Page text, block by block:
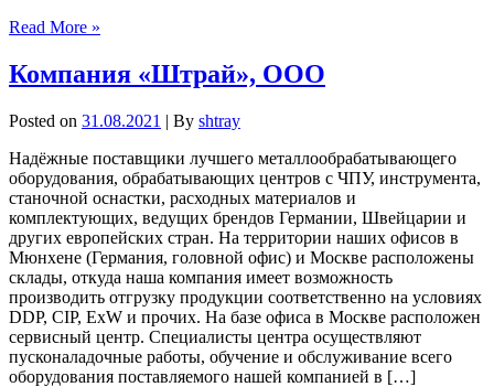
Read More »
Компания «Штрай», ООО
Posted on 31.08.2021 | By shtray
Надёжные поставщики лучшего металлообрабатывающего
оборудования, обрабатывающих центров с ЧПУ, инструмента,
станочной оснастки, расходных материалов и
комплектующих, ведущих брендов Германии, Швейцарии и
других европейских стран. На территории наших офисов в
Мюнхене (Германия, головной офис) и Москве расположены
склады, откуда наша компания имеет возможность
производить отгрузку продукции соответственно на условиях
DDP, CIP, ExW и прочих. На базе офиса в Москве расположен
сервисный центр. Специалисты центра осуществляют
пусконаладочные работы, обучение и обслуживание всего
оборудования поставляемого нашей компанией в […]